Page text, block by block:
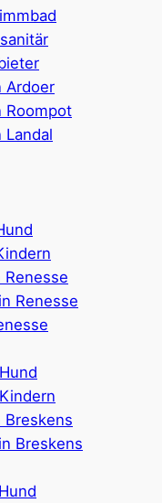
Ardoer
Roompot
Landal
Renesse
Renesse
Breskens
Breskens
& Sportplätze,
Sterne
etwa 8 km
und Safari-Zelten
Park verfügbar
für 2-6
entfernt
3 km entfernt